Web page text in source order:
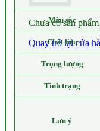
Chưa có sản
Quay trở lại cửa
Màu sắc
Chất liệu
Trọng lượng
Tình trạng
Lưu ý